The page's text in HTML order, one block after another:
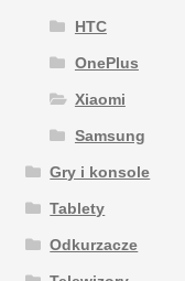
HTC
OnePlus
Xiaomi
Samsung
Gry i konsole
Tablety
Odkurzacze